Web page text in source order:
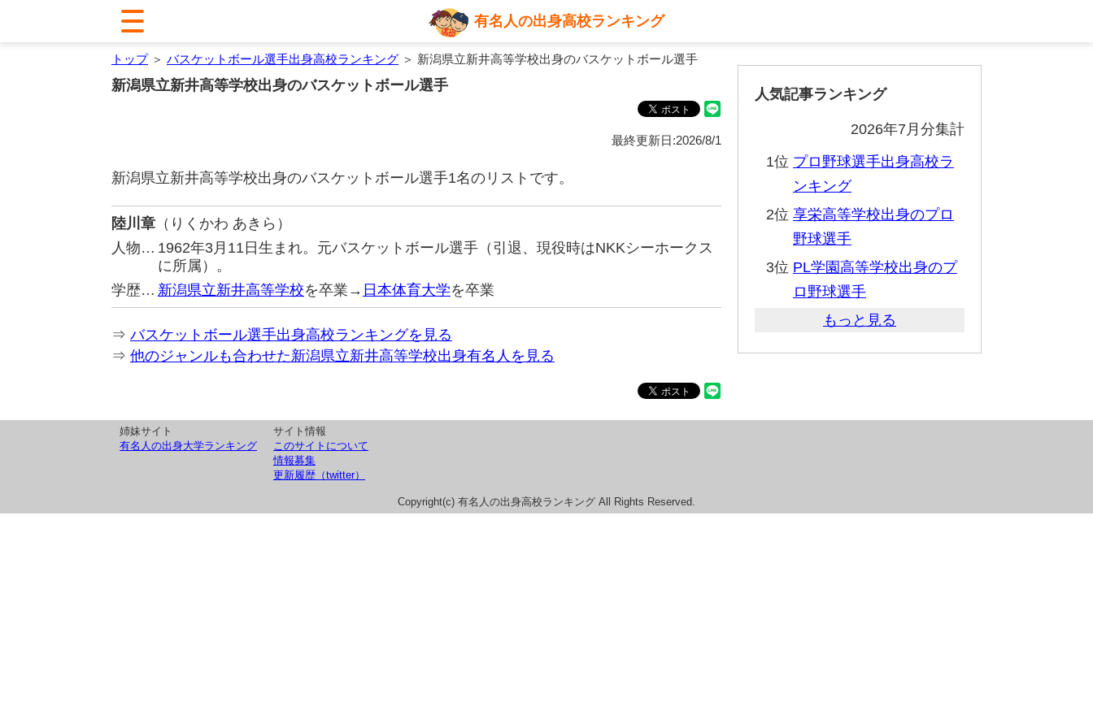
有名人の出身高校ランキング
トップ＞ バスケットボール選手出身高校ランキング ＞ 新潟県立新井高等学校出身のバスケットボール選手
新潟県立新井高等学校出身のバスケットボール選手
最終更新日:2026/8/1
新潟県立新井高等学校出身のバスケットボール選手1名のリストです。
陸川章 （りくかわ あきら）
人物… 1962年3月11日生まれ。元バスケットボール選手（引退、現役時はNKKシーホークス
に所属）。
学歴… 新潟県立新井高等学校を卒業→ 日本体育大学を卒業
⇒ バスケットボール選手出身高校ランキングを見る
⇒ 他のジャンルも合わせた新潟県立新井高等学校出身有名人を見る
人気記事ランキング
2026年7月分集計
1位 プロ野球選手出身高校ラ
ンキング
2位 享栄高等学校出身のプロ
野球選手
3位 PL学園高等学校出身のプ
ロ野球選手
もっと見る
姉妹サイト
有名人の出身大学ランキング
サイト情報
このサイトについて
情報募集
更新履歴（twitter）
Copyright(c) 有名人の出身高校ランキング All Rights Reserved.